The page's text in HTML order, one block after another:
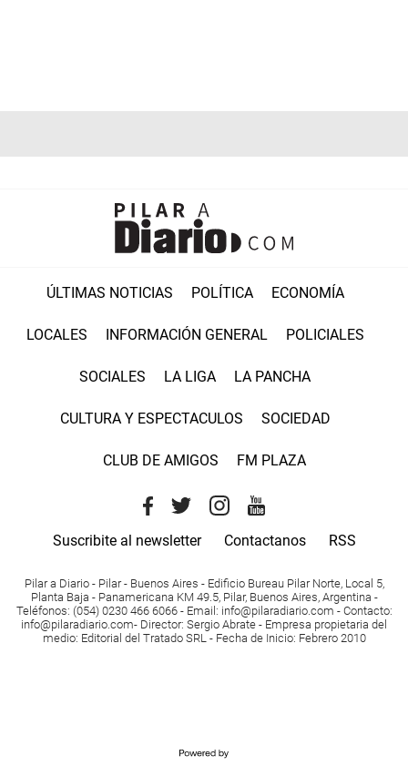
ÚLTIMAS NOTICIAS POLÍTICA ECONOMÍA
LOCALES INFORMACIÓN GENERAL POLICIALES
SOCIALES LA LIGA LA PANCHA
CULTURA Y ESPECTACULOS SOCIEDAD
CLUB DE AMIGOS FM PLAZA
Suscribite al newsletter Contactanos RSS
Pilar a Diario - Pilar - Buenos Aires - Edificio Bureau Pilar Norte, Local 5,
Planta Baja - Panamericana KM 49.5, Pilar, Buenos Aires, Argentina -
Teléfonos: (054) 0230 466 6066 - Email : info@pilaradiario.com - Contacto:
info@pilaradiario.com- Director: Sergio Abrate - Empresa propietaria del
medio: Editorial del Tratado SRL - Fecha de Inicio: Febrero 2010